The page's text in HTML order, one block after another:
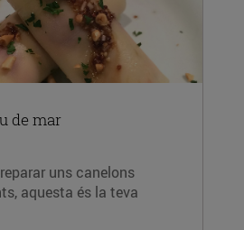
de mar
uns canelons
aquesta és la teva